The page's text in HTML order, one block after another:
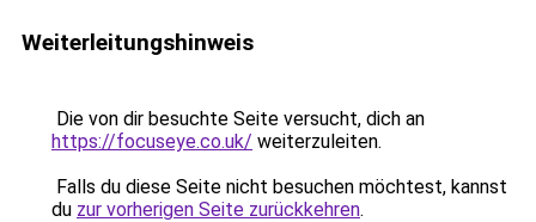
Weiterleitungshinweis
Die von dir besuchte Seite versucht, dich an
https://focuseye.co.uk/ weiterzuleiten.
Falls du diese Seite nicht besuchen möchtest, kannst
du zur vorherigen Seite zurückkehren.